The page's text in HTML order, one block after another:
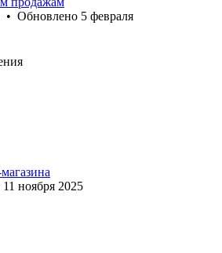
• Обновлено 5 февраля
11 ноября 2025